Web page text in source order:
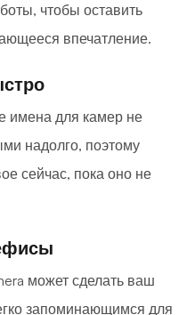
чтобы оставить
впечатление.
для камер не
надолго, поэтому
сейчас, пока оно не
может сделать ваш
запоминающимся для